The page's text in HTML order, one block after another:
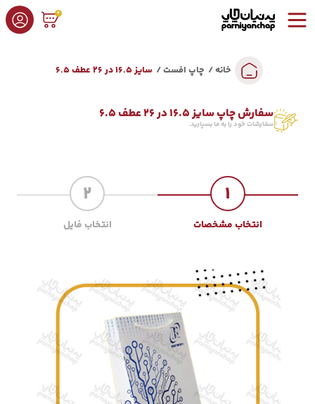
0
خانه چاپ افست سایز 16.5 در 26 عطف 6.5
سفارش چاپ سایز 16.5 در 26 عطف 6.5
سفارشات خود را به ما بسپارید.
1
انتخاب مشخصات
2
انتخاب فایل